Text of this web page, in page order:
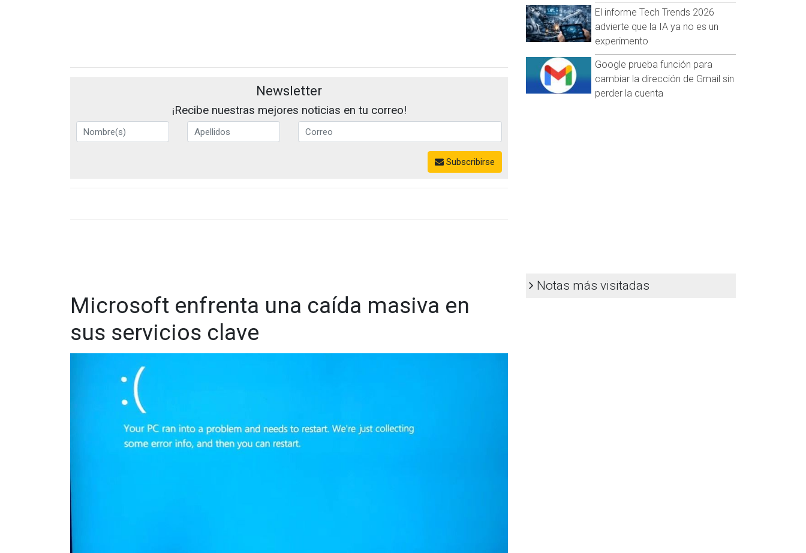
Newsletter
¡Recibe nuestras mejores noticias en tu correo!
Subscribirse
Microsoft enfrenta una caída masiva en
sus servicios clave
El informe Tech Trends 2026
advierte que la IA ya no es un
experimento
Google prueba función para
cambiar la dirección de Gmail sin
perder la cuenta
Notas más visitadas